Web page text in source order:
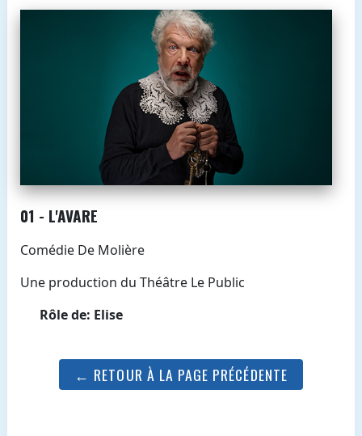
01 - L'AVARE
Comédie De Molière
Une production du Théâtre Le Public
Rôle de: Elise
← RETOUR À LA PAGE PRÉCÉDENTE